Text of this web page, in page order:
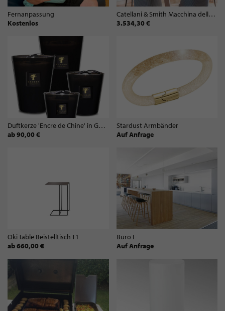
Fernanpassung
Kostenlos
Catellani & Smith Macchina della Luce
3.534,30 €
Duftkerze 'Encre de Chine' in Geschenkbox
ab 90,00 €
Stardust Armbänder
Auf Anfrage
Oki Table Beistelltisch T1
ab 660,00 €
Büro I
Auf Anfrage